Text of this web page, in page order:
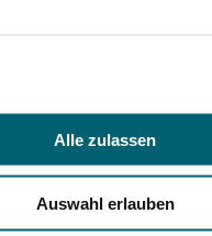
Alle zulassen
Auswahl erlauben
zugunsten